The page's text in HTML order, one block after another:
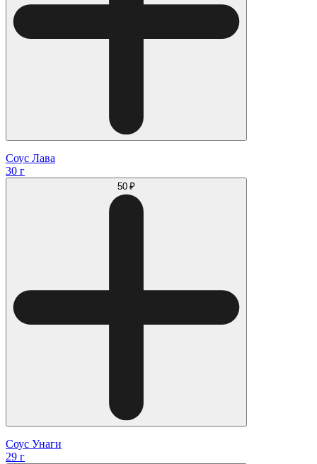
Соус Лава
30 г
50 ₽
Соус Унаги
29 г